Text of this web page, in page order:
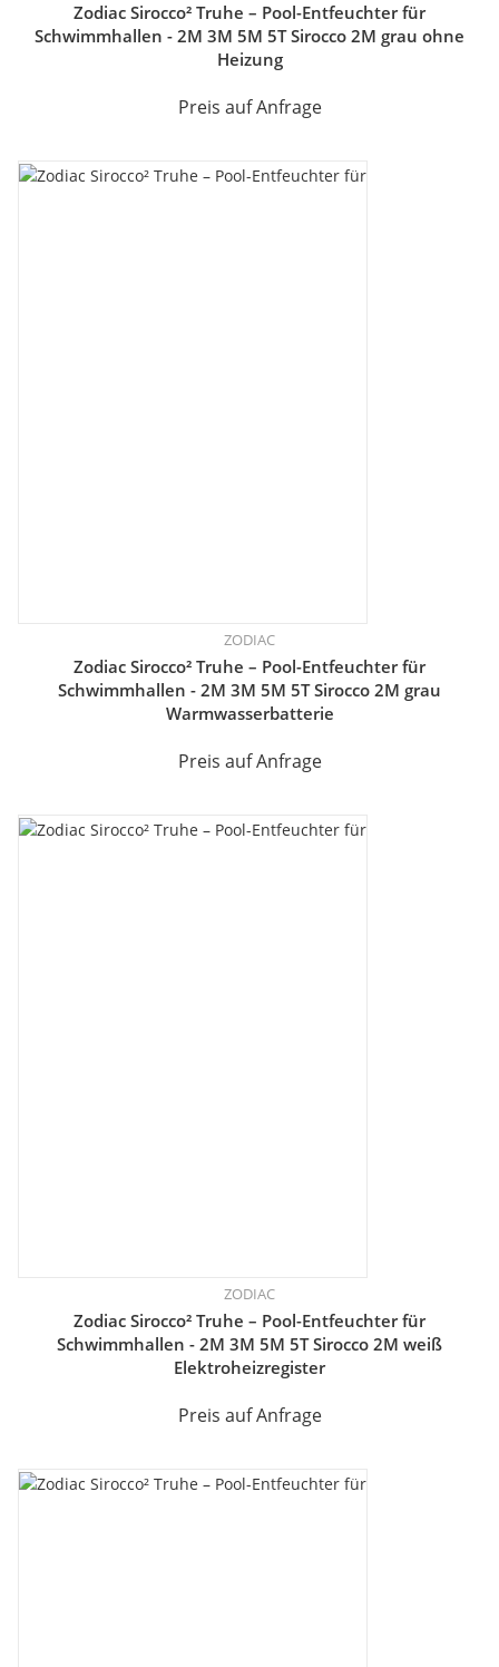
Zodiac Sirocco² Truhe – Pool-Entfeuchter für
Schwimmhallen - 2M 3M 5M 5T Sirocco 2M grau ohne
Heizung
Preis auf Anfrage
ZODIAC
Zodiac Sirocco² Truhe – Pool-Entfeuchter für
Schwimmhallen - 2M 3M 5M 5T Sirocco 2M grau
Warmwasserbatterie
Preis auf Anfrage
ZODIAC
Zodiac Sirocco² Truhe – Pool-Entfeuchter für
Schwimmhallen - 2M 3M 5M 5T Sirocco 2M weiß
Elektroheizregister
Preis auf Anfrage